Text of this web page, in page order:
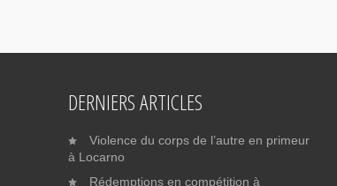
DERNIERS ARTICLES
Violence du corps de l’autre en primeur
à Locarno
Rédemptions en compétition à